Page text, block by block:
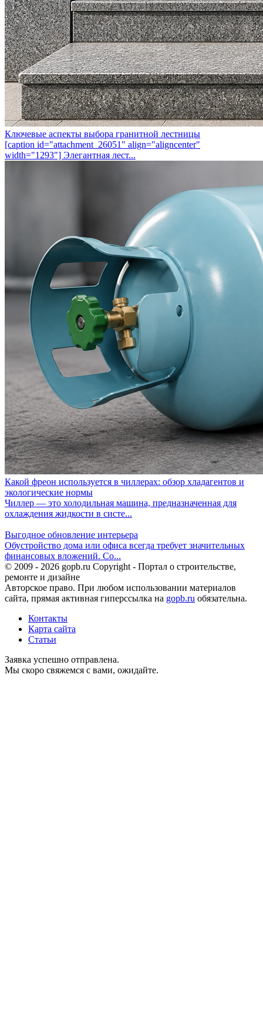
Ключевые аспекты выбора гранитной лестницы
[caption id="attachment_26051" align="aligncenter"
width="1293"] Элегантная лест...
Какой фреон используется в чиллерах: обзор хладагентов и
экологические нормы
Чиллер — это холодильная машина, предназначенная для
охлаждения жидкости в систе...
Выгодное обновление интерьера
Обустройство дома или офиса всегда требует значительных
финансовых вложений. Со...
© 2009 - 2026 gopb.ru Copyright - Портал о строительстве,
ремонте и дизайне
Авторское право. При любом использовании материалов
сайта, прямая активная гиперссылка на gopb.ru обязательна.
Контакты
Карта сайта
Статьи
Заявка успешно отправлена.
Мы скоро свяжемся с вами, ожидайте.